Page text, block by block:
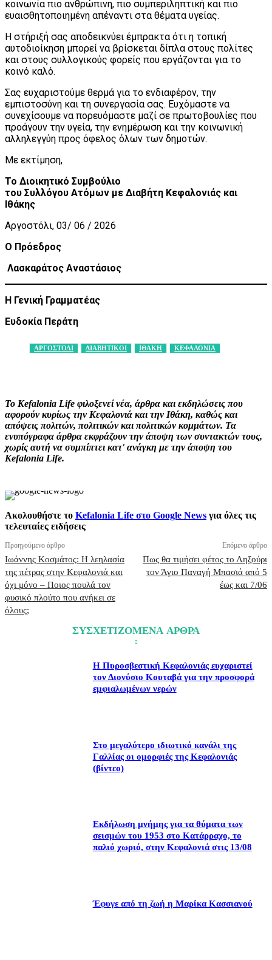
κοινωνία πιο ανθρώπινη, πιο συμπεριληπτική και πιο
ευαισθητοποιημένη απέναντι στα θέματα υγείας.
Η στήριξή σας αποδεικνύει έμπρακτα ότι η τοπική
αυτοδιοίκηση μπορεί να βρίσκεται δίπλα στους πολίτες
και στους συλλογικούς φορείς που εργάζονται για το
κοινό καλό.
Σας ευχαριστούμε θερμά για το ενδιαφέρον, την
εμπιστοσύνη και τη συνεργασία σας. Ευχόμαστε να
συνεχίσουμε να πορευόμαστε μαζί σε πρωτοβουλίες που
προάγουν την υγεία, την ενημέρωση και την κοινωνική
αλληλεγγύη προς όφελος όλων των δημοτών.
Με εκτίμηση,
Το Διοικητικό Συμβούλιο
του Συλλόγου Ατόμων με Διαβήτη Κεφαλονιάς και
Ιθάκης
Αργοστόλι, 03/ 06 / 2026
Ο Πρόεδρος
Λασκαράτος Αναστάσιος
Η Γενική Γραμματέας
Ευδοκία Περάτη
ΑΡΓΟΣΤΟΛΙ ΔΙΑΒΗΤΙΚΟΙ ΙΘΑΚΗ ΚΕΦΑΛΟΝΙΑ
Το Kefalonia Life φιλοξενεί νέα, άρθρα και εκδηλώσεις που
αφορούν κυρίως την Κεφαλονιά και την Ιθάκη, καθώς και
απόψεις πολιτών, πολιτικών και πολιτικών κομμάτων. Τα
ενυπόγραφα άρθρα εκφράζουν την άποψη των συντακτών τους,
χωρίς αυτή να συμπίπτει κατ' ανάγκη με την άποψη του
Kefalonia Life.
Ακολουθήστε το Kefalonia Life στο Google News για όλες τις
τελευταίες ειδήσεις
Προηγούμενο άρθρο
Ιωάννης Κοσμάτος: Η λεηλασία
της πέτρας στην Κεφαλονιά και
όχι μόνο – Ποιος πουλά τον
φυσικό πλούτο που ανήκει σε
όλους;
Επόμενο άρθρο
Πως θα τιμήσει φέτος το Ληξούρι
τον Άγιο Παναγή Μπασιά από 5
έως και 7/06
ΣΥΣΧΕΤΙΖΟΜΕΝΑ ΑΡΘΡΑ
Η Πυροσβεστική Κεφαλονιάς ευχαριστεί
τον Διονύσιο Κουταβά για την προσφορά
εμφιαλωμένων νερών
Στο μεγαλύτερο ιδιωτικό κανάλι της
Γαλλίας οι ομορφιές της Κεφαλονιάς
(βίντεο)
Εκδήλωση μνήμης για τα θύματα των
σεισμών του 1953 στο Κατάρραχο, το
παλιό χωριό, στην Κεφαλονιά στις 13/08
Έφυγε από τη ζωή η Μαρίκα Κασσιανού